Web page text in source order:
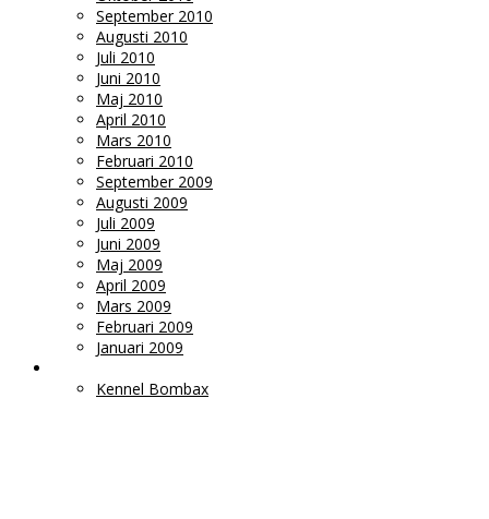
September 2010
Augusti 2010
Juli 2010
Juni 2010
Maj 2010
April 2010
Mars 2010
Februari 2010
September 2009
Augusti 2009
Juli 2009
Juni 2009
Maj 2009
April 2009
Mars 2009
Februari 2009
Januari 2009
Kennel Bombax